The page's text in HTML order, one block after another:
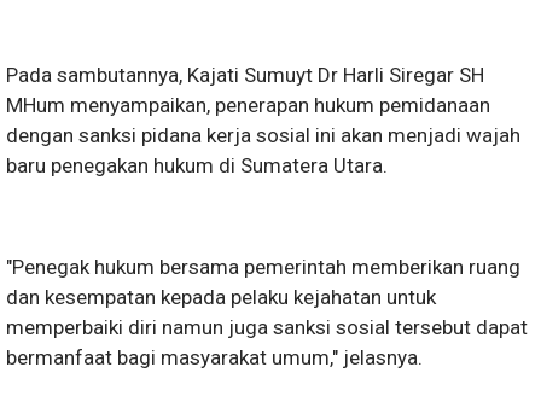
Pada sambutannya, Kajati Sumuyt Dr Harli Siregar SH
MHum menyampaikan, penerapan hukum pemidanaan
dengan sanksi pidana kerja sosial ini akan menjadi wajah
baru penegakan hukum di Sumatera Utara.
"Penegak hukum bersama pemerintah memberikan ruang
dan kesempatan kepada pelaku kejahatan untuk
memperbaiki diri namun juga sanksi sosial tersebut dapat
bermanfaat bagi masyarakat umum," jelasnya.